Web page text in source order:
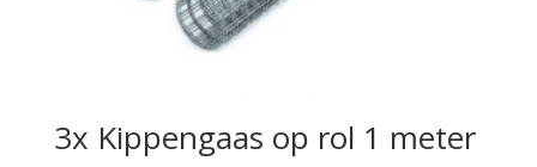
3x Kippengaas op rol 1 meter